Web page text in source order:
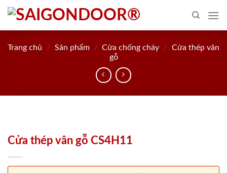
Skip
content
Trang chủ / Sản phẩm / Cửa chống cháy /
Cửa thép vân
gỗ
Cửa thép vân gỗ CS4H11